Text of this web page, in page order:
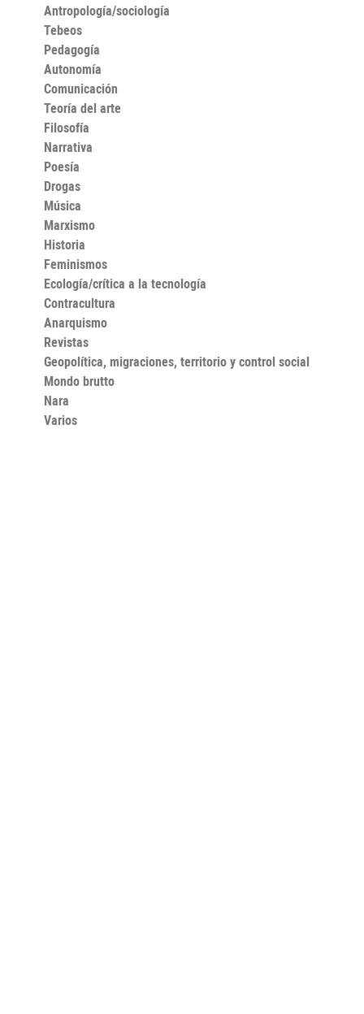
Antropología/sociología
Tebeos
Pedagogía
Autonomía
Comunicación
Teoría del arte
Filosofía
Narrativa
Poesía
Drogas
Música
Marxismo
Historia
Feminismos
Ecología/crítica a la tecnología
Contracultura
Anarquismo
Revistas
Geopolítica, migraciones, territorio y control social
Mondo brutto
Nara
Varios